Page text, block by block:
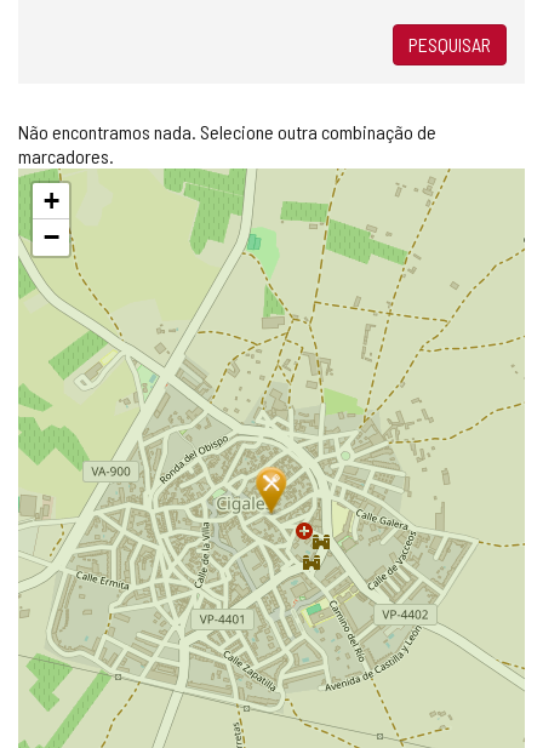
PESQUISAR
Não encontramos nada. Selecione outra combinação de
marcadores.
Pular
mapa
+
−